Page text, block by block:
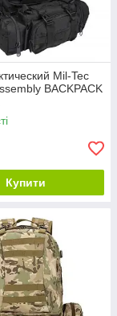
Mil-Tec
BACKPACK
Купити